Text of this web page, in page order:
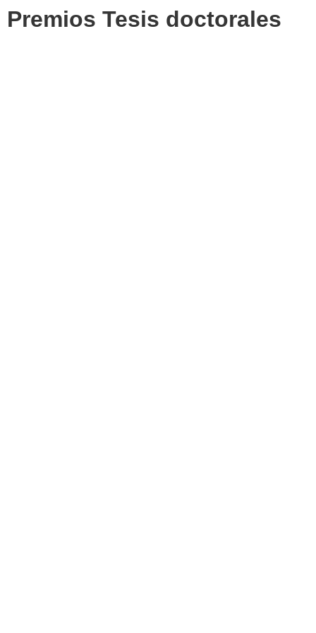
Premios Tesis doctorales